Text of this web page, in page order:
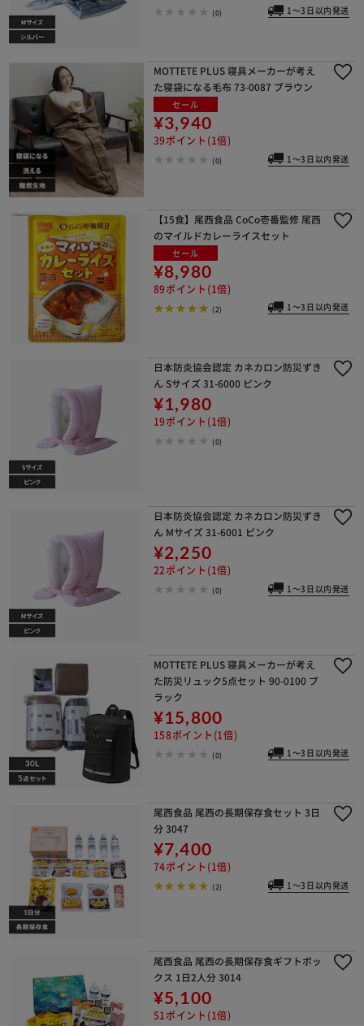
(0) 1～3日以内発送
MOTTETE PLUS 寝具メーカーが考え
た寝袋になる毛布 73-0087 ブラウン
セール
¥3,940
39ポイント(1倍)
(0) 1～3日以内発送
【15食】尾西食品 CoCo壱番監修 尾西
のマイルドカレーライスセット
セール
¥8,980
89ポイント(1倍)
(2) 1～3日以内発送
日本防炎協会認定 カネカロン防災ずき
ん Sサイズ 31-6000 ピンク
¥1,980
19ポイント(1倍)
(0)
日本防炎協会認定 カネカロン防災ずき
ん Mサイズ 31-6001 ピンク
¥2,250
22ポイント(1倍)
(0) 1～3日以内発送
MOTTETE PLUS 寝具メーカーが考え
た防災リュック5点セット 90-0100 ブ
ラック
¥15,800
158ポイント(1倍)
(0) 1～3日以内発送
尾西食品 尾西の長期保存食セット 3日
分 3047
¥7,400
74ポイント(1倍)
(2) 1～3日以内発送
尾西食品 尾西の長期保存食ギフトボッ
クス 1日2人分 3014
¥5,100
51ポイント(1倍)